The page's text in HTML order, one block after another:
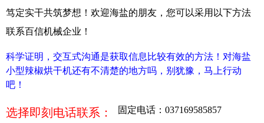
笃定实干共筑梦想！欢迎海盐的朋友，您可以采用以下方法
联系百信机械企业！
科学证明，交互式沟通是获取信息比较有效的方法！对海盐
小型辣椒烘干机还有不清楚的地方吗，别犹豫，马上行动
吧！
选择即刻电话联系：
固定电话：037169585857